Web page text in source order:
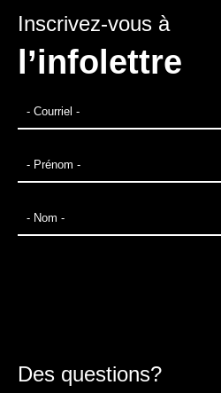
Inscrivez-vous à
l’infolettre
Des questions?